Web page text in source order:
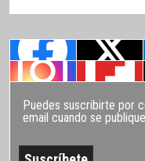
Puedes suscribirte por
email cuando se